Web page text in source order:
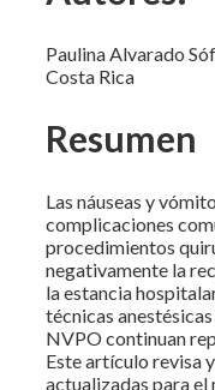
Paulina Alvarado
Costa Rica
Resumen
Las náuseas y
complicaciones
procedimientos
negativamente la
la estancia
técnicas
NVPO continuan
Este artículo revisa
actualizadas para el